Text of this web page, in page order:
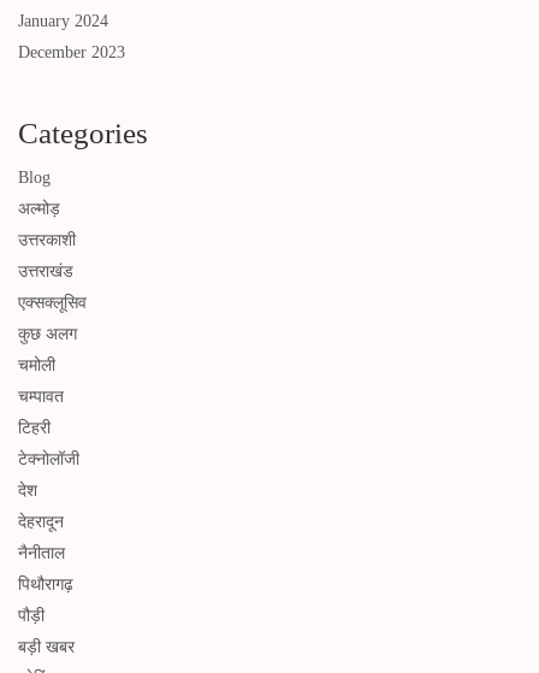
January 2024
December 2023
Categories
Blog
अल्मोड़
उत्तरकाशी
उत्तराखंड
एक्सक्लूसिव
कुछ अलग
चमोली
चम्पावत
टिहरी
टेक्नोलॉजी
देश
देहरादून
नैनीताल
पिथौरागढ़
पौड़ी
बड़ी खबर